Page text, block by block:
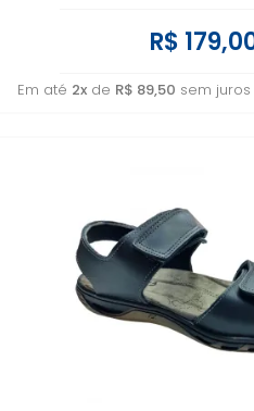
R$
Em até 2x de R$ 89,50 sem juros